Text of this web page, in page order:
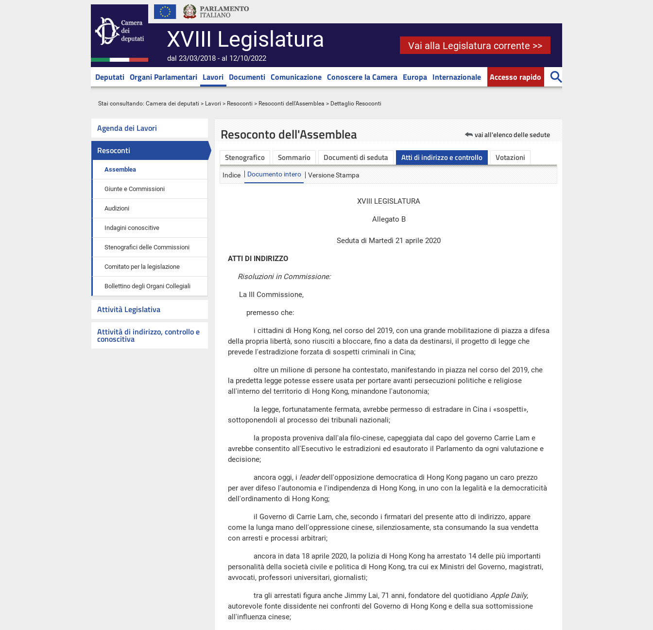
XVIII Legislatura
dal 23/03/2018 - al 12/10/2022
Vai alla Legislatura corrente >>
Deputati Organi Parlamentari Lavori Documenti Comunicazione Conoscere la Camera Europa Internazionale Accesso rapido
Stai consultando: Camera dei deputati > Lavori > Resoconti > Resoconti dell'Assemblea > Dettaglio Resoconti
Agenda dei Lavori
Resoconti
Assemblea
Giunte e Commissioni
Audizioni
Indagini conoscitive
Stenografici delle Commissioni
Comitato per la legislazione
Bollettino degli Organi Collegiali
Attività Legislativa
Attività di indirizzo, controllo e
conoscitiva
Resoconto dell'Assemblea vai all'elenco delle sedute
Stenografico Sommario Documenti di seduta Atti di indirizzo e controllo Votazioni
Indice Documento intero Versione Stampa
XVIII LEGISLATURA
Allegato B
Seduta di Martedì 21 aprile 2020
ATTI DI INDIRIZZO
Risoluzioni in Commissione:
La III Commissione,
premesso che:
i cittadini di Hong Kong, nel corso del 2019, con una grande mobilitazione di piazza a difesa
della propria libertà, sono riusciti a bloccare, fino a data da destinarsi, il progetto di legge che
prevede l'estradizione forzata di sospetti criminali in Cina;
oltre un milione di persone ha contestato, manifestando in piazza nel corso del 2019, che
la predetta legge potesse essere usata per portare avanti persecuzioni politiche e religiose
all'interno del territorio di Hong Kong, minandone l'autonomia;
la legge, fortunatamente fermata, avrebbe permesso di estradare in Cina i «sospetti»,
sottoponendoli al processo dei tribunali nazionali;
la proposta proveniva dall'ala filo-cinese, capeggiata dal capo del governo Carrie Lam e
avrebbe consentito all'Esecutivo le estradizioni ed esautorato il Parlamento da ogni valutazione e
decisione;
ancora oggi, i leaderdell'opposizione democratica di Hong Kong pagano un caro prezzo
per aver difeso l'autonomia e l'indipendenza di Hong Kong, in uno con la legalità e la democraticità
dell'ordinamento di Hong Kong;
il Governo di Carrie Lam, che, secondo i firmatari del presente atto di indirizzo, appare
come la lunga mano dell'oppressione cinese, silenziosamente, sta consumando la sua vendetta
con arresti e processi arbitrari;
ancora in data 18 aprile 2020, la polizia di Hong Kong ha arrestato 14 delle più importanti
personalità della società civile e politica di Hong Kong, tra cui ex Ministri del Governo, magistrati,
avvocati, professori universitari, giornalisti;
tra gli arrestati figura anche Jimmy Lai, 71 anni, fondatore del quotidiano Apple Daily,
autorevole fonte dissidente nei confronti del Governo di Hong Kong e della sua sottomissione
all'influenza cinese;